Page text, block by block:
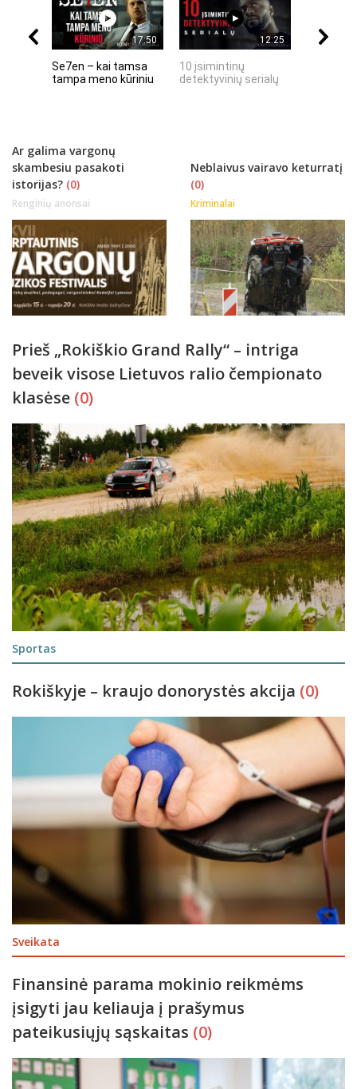
17:50
Se7en – kai tamsa
tampa meno kūriniu
12:25
10 įsimintinų
detektyvinių serialų
Ar galima vargonų
skambesiu pasakoti
istorijas? (0)
Renginių anonsai
Neblaivus vairavo keturratį
(0)
Kriminalai
Prieš „Rokiškio Grand Rally“ – intriga
beveik visose Lietuvos ralio čempionato
klasėse (0)
Sportas
Rokiškyje – kraujo donorystės akcija (0)
Sveikata
Finansinė parama mokinio reikmėms
įsigyti jau keliauja į prašymus
pateikusiųjų sąskaitas (0)